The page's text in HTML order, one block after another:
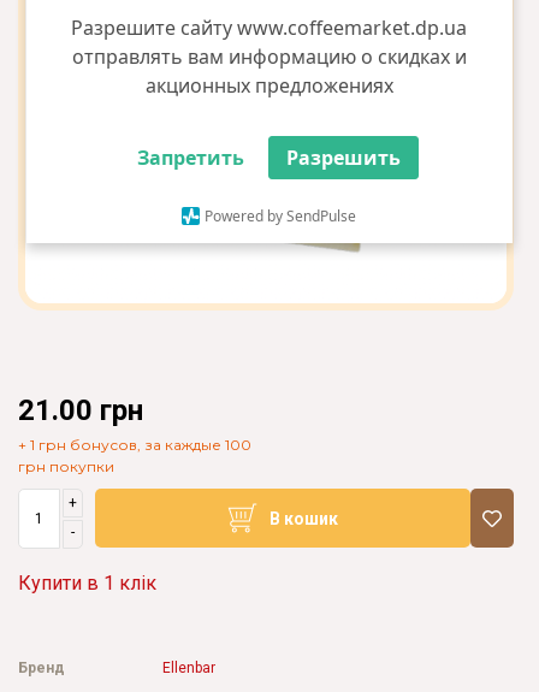
Разрешите сайту www.coffeemarket.dp.ua
отправлять вам информацию о скидках и
акционных предложениях
Запретить Разрешить
Powered by SendPulse
21.00 грн
+ 1 грн бонусов, за каждые 100
грн покупки
+
-
В кошик
Купити в 1 клік
Бренд Ellenbar